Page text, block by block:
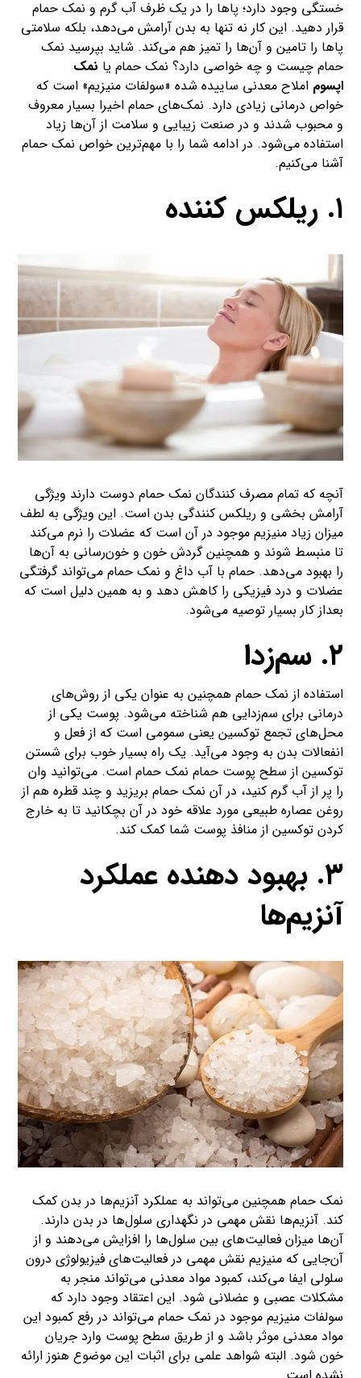
خستگی وجود دارد؛ پاها را در یک ظرف آب گرم و نمک حمام
قرار دهید. این کار نه تنها به بدن آرامش می‌دهد، بلکه سلامتی
پاها را تامین و آن‌ها را تمیز هم می‌کند. شاید بپرسید نمک
حمام چیست و چه خواصی دارد؟ نمک حمام یا نمک
اپسوم املاح معدنی ساییده شده «سولفات منیزیم» است که
خواص درمانی زیادی دارد. نمک‌های حمام اخیرا بسیار معروف
و محبوب شدند و در صنعت زیبایی و سلامت از آن‌ها زیاد
استفاده می‌شود. در ادامه شما را با مهم‌ترین خواص نمک حمام
آشنا می‌کنیم.
۱. ریلکس کننده
آنچه که تمام مصرف کنندگان نمک حمام دوست دارند ویژگی
آرامش بخشی و ریلکس کنندگی بدن است. این ویژگی به لطف
میزان زیاد منیزیم موجود در آن است که عضلات را نرم می‌کند
تا منبسط شوند و همچنین گردش خون و خون‌رسانی به آن‌ها
را بهبود می‌دهد. حمام با آب داغ و نمک حمام می‌تواند گرفتگی
عضلات و درد فیزیکی را کاهش دهد و به همین دلیل است که
بعداز کار بسیار توصیه می‌شود.
۲. سم‌زدا
استفاده از نمک حمام همچنین به عنوان یکی از روش‌های
درمانی برای سم‌زدایی هم شناخته می‌شود. پوست یکی از
محل‌های تجمع توکسین یعنی سمومی است که از فعل و
انفعالات‌ بدن به وجود می‌آید. یک راه بسیار خوب برای شستن
توکسین از سطح پوست حمام نمک حمام است. می‌توانید وان
را پر از آب گرم کنید، در آن نمک حمام بریزید و چند قطره هم از
روغن عصاره طبیعی مورد علاقه خود در آن بچکانید تا به خارج
کردن توکسین از منافذ پوست شما کمک کند.
۳. بهبود دهنده عملکرد
آنزیم‌ها
نمک حمام همچنین می‌تواند به عملکرد آنزیم‌ها در بدن کمک
کند. آنزیم‌ها نقش مهمی در نگهداری سلول‌ها در بدن دارند.
آن‌ها میزان فعالیت‌های بین سلول‌ها را افزایش می‌دهند و از
آن‌جایی که منیزیم نقش مهمی در فعالیت‌های فیزیولوژی درون
سلولی ایفا می‌کند، کمبود مواد معدنی می‌تواند منجر به
مشکلات عصبی و عضلانی شود. این اعتقاد وجود دارد که
سولفات منیزیم موجود در نمک حمام می‌تواند در رفع کمبود این
مواد معدنی موثر باشد و از طریق سطح پوست وارد جریان
خون شود. البته شواهد علمی برای اثبات این موضوع هنوز ارائه